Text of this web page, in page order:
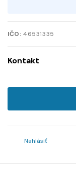
IČO: 46531335
Kontakt
Nahlásiť